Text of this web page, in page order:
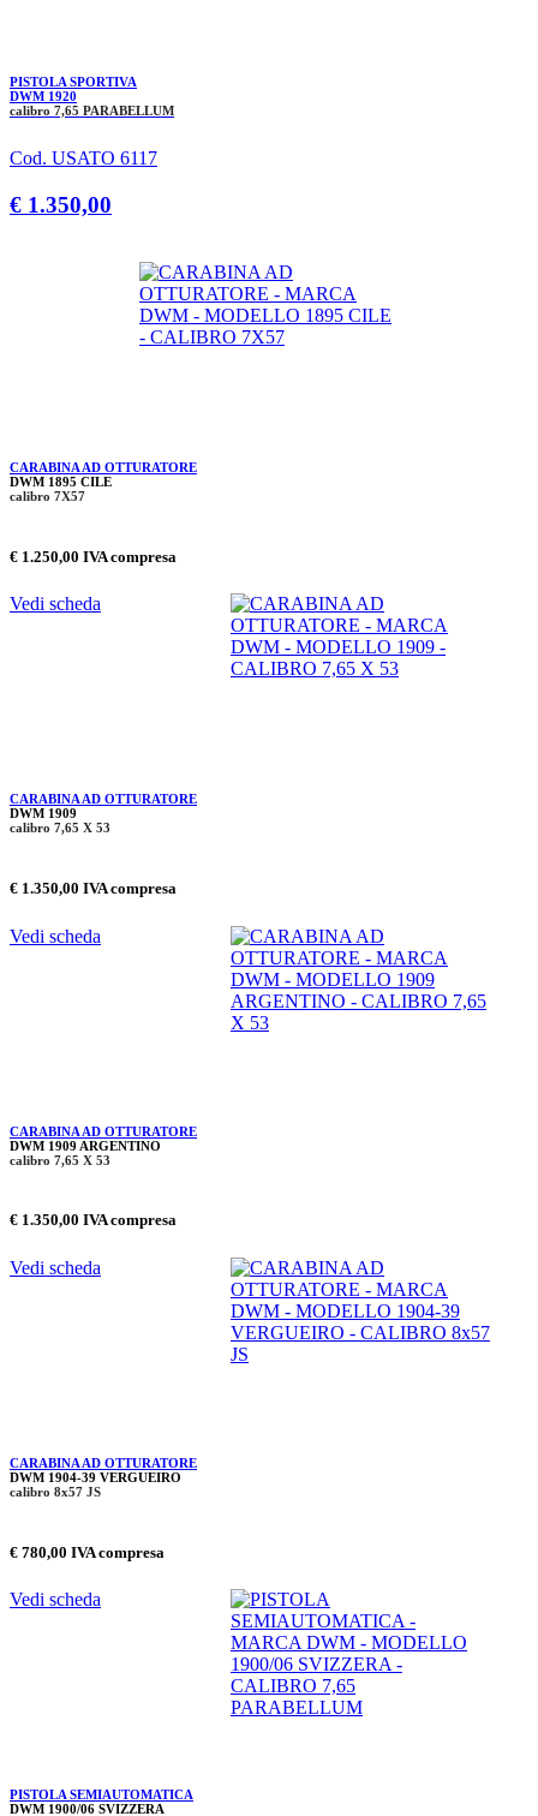
PISTOLA SPORTIVA
DWM 1920
calibro 7,65 PARABELLUM
Cod. USATO 6117
€ 1.350,00
CARABINA AD OTTURATORE
DWM 1895 CILE
calibro 7X57
€ 1.250,00 IVA compresa
Vedi scheda
CARABINA AD OTTURATORE
DWM 1909
calibro 7,65 X 53
€ 1.350,00 IVA compresa
Vedi scheda
CARABINA AD OTTURATORE
DWM 1909 ARGENTINO
calibro 7,65 X 53
€ 1.350,00 IVA compresa
Vedi scheda
CARABINA AD OTTURATORE
DWM 1904-39 VERGUEIRO
calibro 8x57 JS
€ 780,00 IVA compresa
Vedi scheda
PISTOLA SEMIAUTOMATICA
DWM 1900/06 SVIZZERA